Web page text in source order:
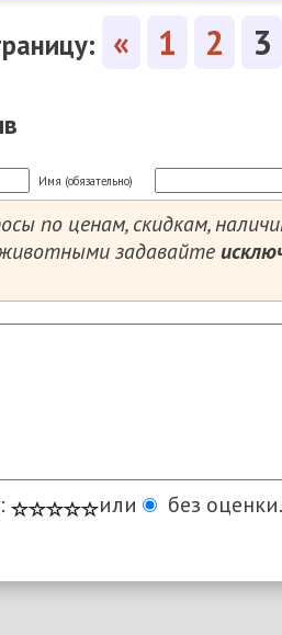
« 1 2 3
Имя (обязательно)
по ценам, скидкам,
задавайте
или без оценки.